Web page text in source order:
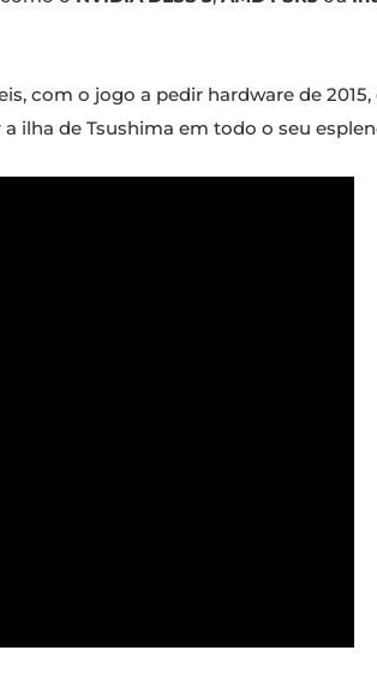
com o jogo a pedir hardware de
ilha de Tsushima em todo o seu